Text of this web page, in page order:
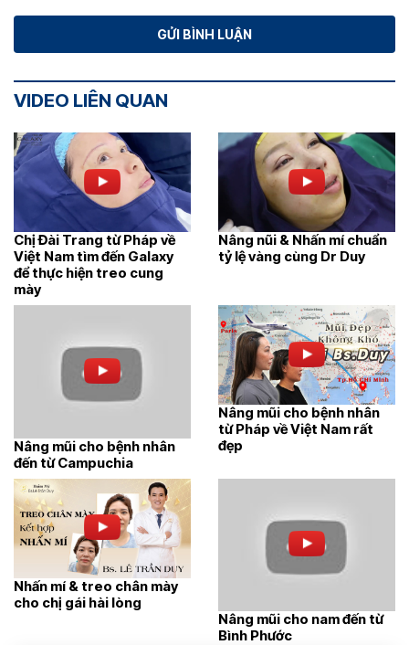
VIDEO LIÊN QUAN
Chị Đài Trang từ Pháp về
Việt Nam tìm đến Galaxy
để thực hiện treo cung
mày
Nâng nũi & Nhấn mí chuẩn
tỷ lệ vàng cùng Dr Duy
Nâng mũi cho bệnh nhân
đến từ Campuchia
Nâng mũi cho bệnh nhân
từ Pháp về Việt Nam rất
đẹp
Nhấn mí & treo chân mày
cho chị gái hài lòng
Nâng mũi cho nam đến từ
Bình Phước